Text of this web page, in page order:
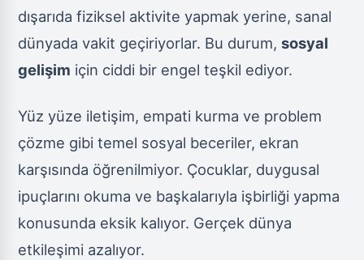
dışarıda fiziksel aktivite yapmak yerine, sanal
dünyada vakit geçiriyorlar. Bu durum,sosyal
gelişim için ciddi bir engel teşkil ediyor.
Yüz yüze iletişim, empati kurma ve problem
çözme gibi temel sosyal beceriler, ekran
karşısında öğrenilmiyor. Çocuklar, duygusal
ipuçlarını okuma ve başkalarıyla işbirliği yapma
konusunda eksik kalıyor. Gerçek dünya
etkileşimi azalıyor.